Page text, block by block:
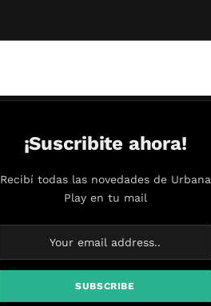
¡Suscribite ahora!
Recibí todas las novedades de Urbana
Play en tu mail